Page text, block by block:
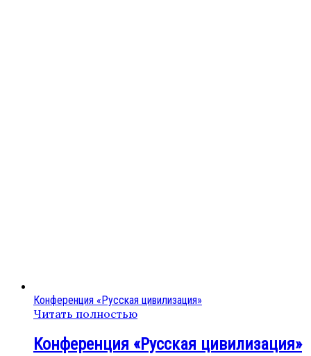
Конференция «Русская цивилизация»
Читать полностью
Конференция «Русская цивилизация»